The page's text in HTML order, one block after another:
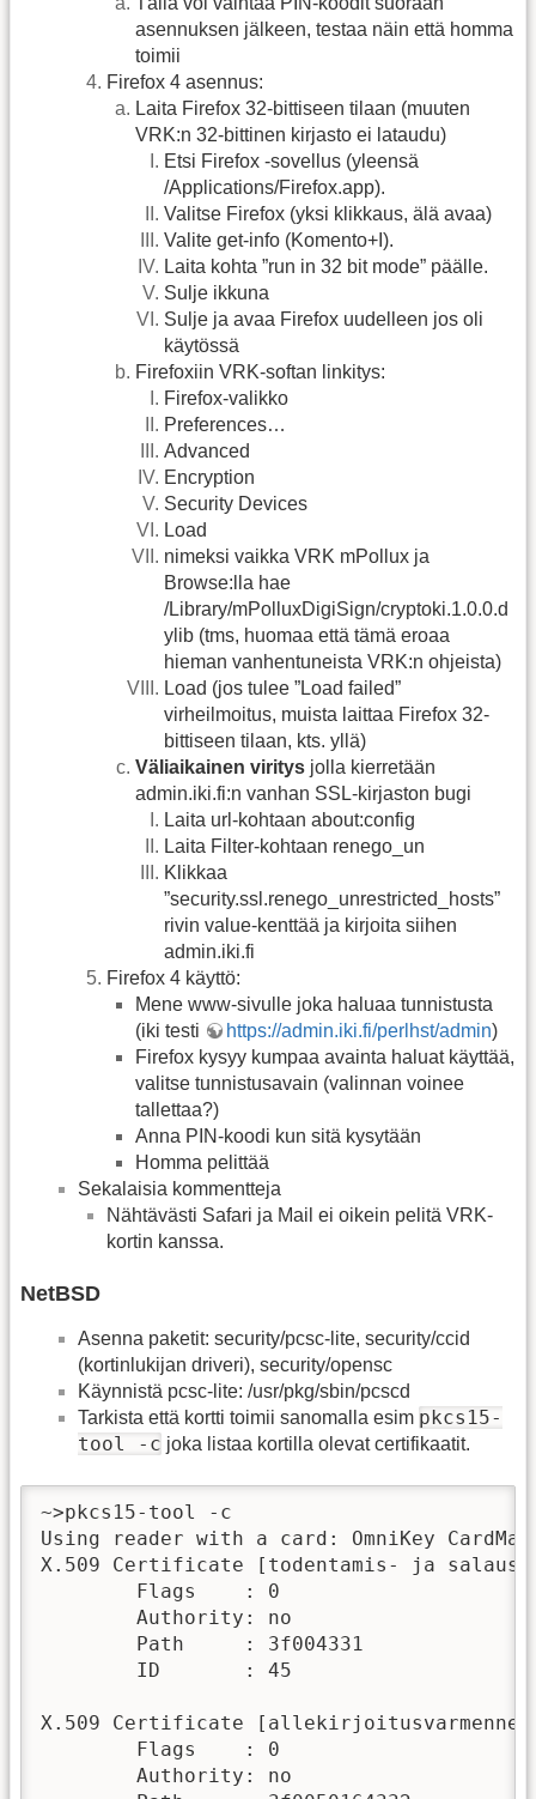
asennuksen jälkeen, testaa näin että homma
toimii
Firefox 4 asennus:
Laita Firefox 32-bittiseen tilaan (muuten
VRK:n 32-bittinen kirjasto ei lataudu)
Etsi Firefox -sovellus (yleensä
/Applications/Firefox.app).
Valitse Firefox (yksi klikkaus, älä avaa)
Valite get-info (Komento+I).
Laita kohta ”run in 32 bit mode” päälle.
Sulje ikkuna
Sulje ja avaa Firefox uudelleen jos oli
käytössä
Firefoxiin VRK-softan linkitys:
Firefox-valikko
Preferences…
Advanced
Encryption
Security Devices
Load
nimeksi vaikka VRK mPollux ja
Browse:lla hae
/Library/mPolluxDigiSign/cryptoki.1.0.0.d
ylib (tms, huomaa että tämä eroaa
hieman vanhentuneista VRK:n ohjeista)
Load (jos tulee ”Load failed”
virheilmoitus, muista laittaa Firefox 32-
bittiseen tilaan, kts. yllä)
Väliaikainen viritys jolla kierretään
admin.iki.fi:n vanhan SSL-kirjaston bugi
Laita url-kohtaan about:config
Laita Filter-kohtaan renego_un
Klikkaa
”security.ssl.renego_unrestricted_hosts”
rivin value-kenttää ja kirjoita siihen
admin.iki.fi
Firefox 4 käyttö:
Mene www-sivulle joka haluaa tunnistusta
(iki testi
https://admin.iki.fi/perlhst/admin)
Firefox kysyy kumpaa avainta haluat käyttää,
valitse tunnistusavain (valinnan voinee
tallettaa?)
Anna PIN-koodi kun sitä kysytään
Homma pelittää
Sekalaisia kommentteja
Nähtävästi Safari ja Mail ei oikein pelitä VRK-
kortin kanssa.
NetBSD
Asenna paketit: security/pcsc-lite, security/ccid
(kortinlukijan driveri), security/opensc
Käynnistä pcsc-lite: /usr/pkg/sbin/pcscd
Tarkista että kortti toimii sanomalla esim pkcs15-
tool -c joka listaa kortilla olevat certifikaatit.
~>pkcs15-tool -c
Using reader with a card: OmniKey
X.509 Certificate [todentamis- ja
        Flags    : 0
        Authority: no
        Path     : 3f004331
        ID       : 45
X.509 Certificate [allekirjoitusvarmenne]
        Flags    : 0
        Authority: no